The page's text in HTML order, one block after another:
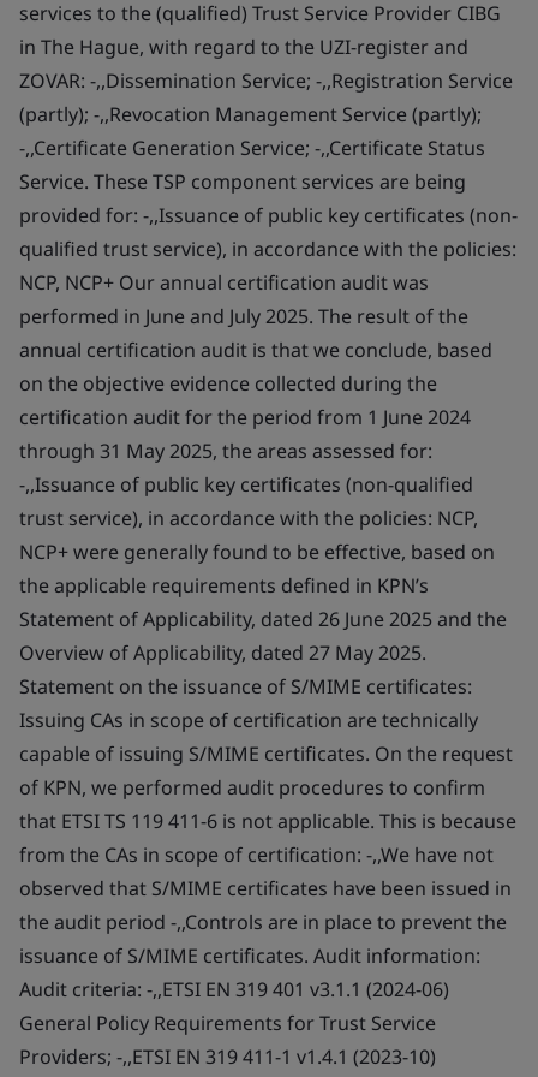
services to the (qualified) Trust Service Provider CIBG
in The Hague, with regard to the UZI-register and
ZOVAR: -,,Dissemination Service; -,,Registration Service
(partly); -,,Revocation Management Service (partly);
-,,Certificate Generation Service; -,,Certificate Status
Service. These TSP component services are being
provided for: -,,Issuance of public key certificates (non-
qualified trust service), in accordance with the policies:
NCP, NCP+ Our annual certification audit was
performed in June and July 2025. The result of the
annual certification audit is that we conclude, based
on the objective evidence collected during the
certification audit for the period from 1 June 2024
through 31 May 2025, the areas assessed for:
-,,Issuance of public key certificates (non-qualified
trust service), in accordance with the policies: NCP,
NCP+ were generally found to be effective, based on
the applicable requirements defined in KPN’s
Statement of Applicability, dated 26 June 2025 and the
Overview of Applicability, dated 27 May 2025.
Statement on the issuance of S/MIME certificates:
Issuing CAs in scope of certification are technically
capable of issuing S/MIME certificates. On the request
of KPN, we performed audit procedures to confirm
that ETSI TS 119 411-6 is not applicable. This is because
from the CAs in scope of certification: -,,We have not
observed that S/MIME certificates have been issued in
the audit period -,,Controls are in place to prevent the
issuance of S/MIME certificates. Audit information:
Audit criteria: -,,ETSI EN 319 401 v3.1.1 (2024-06)
General Policy Requirements for Trust Service
Providers; -,,ETSI EN 319 411-1 v1.4.1 (2023-10)